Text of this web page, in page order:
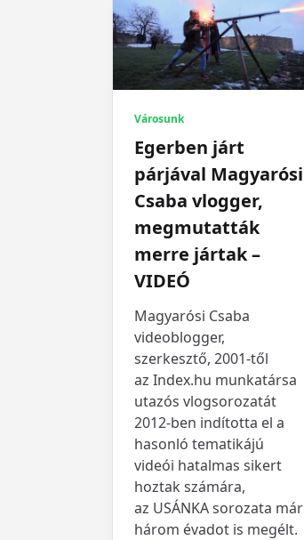
Városunk
Egerben járt
párjával Magyarósi
Csaba vlogger,
megmutatták
merre jártak –
VIDEÓ
Magyarósi Csaba
videoblogger,
szerkesztő, 2001-től
az Index.hu munkatársa
utazós vlogsorozatát
2012-ben indította el a
hasonló tematikájú
videói hatalmas sikert
hoztak számára,
az USÁNKA sorozata már
három évadot is megélt.